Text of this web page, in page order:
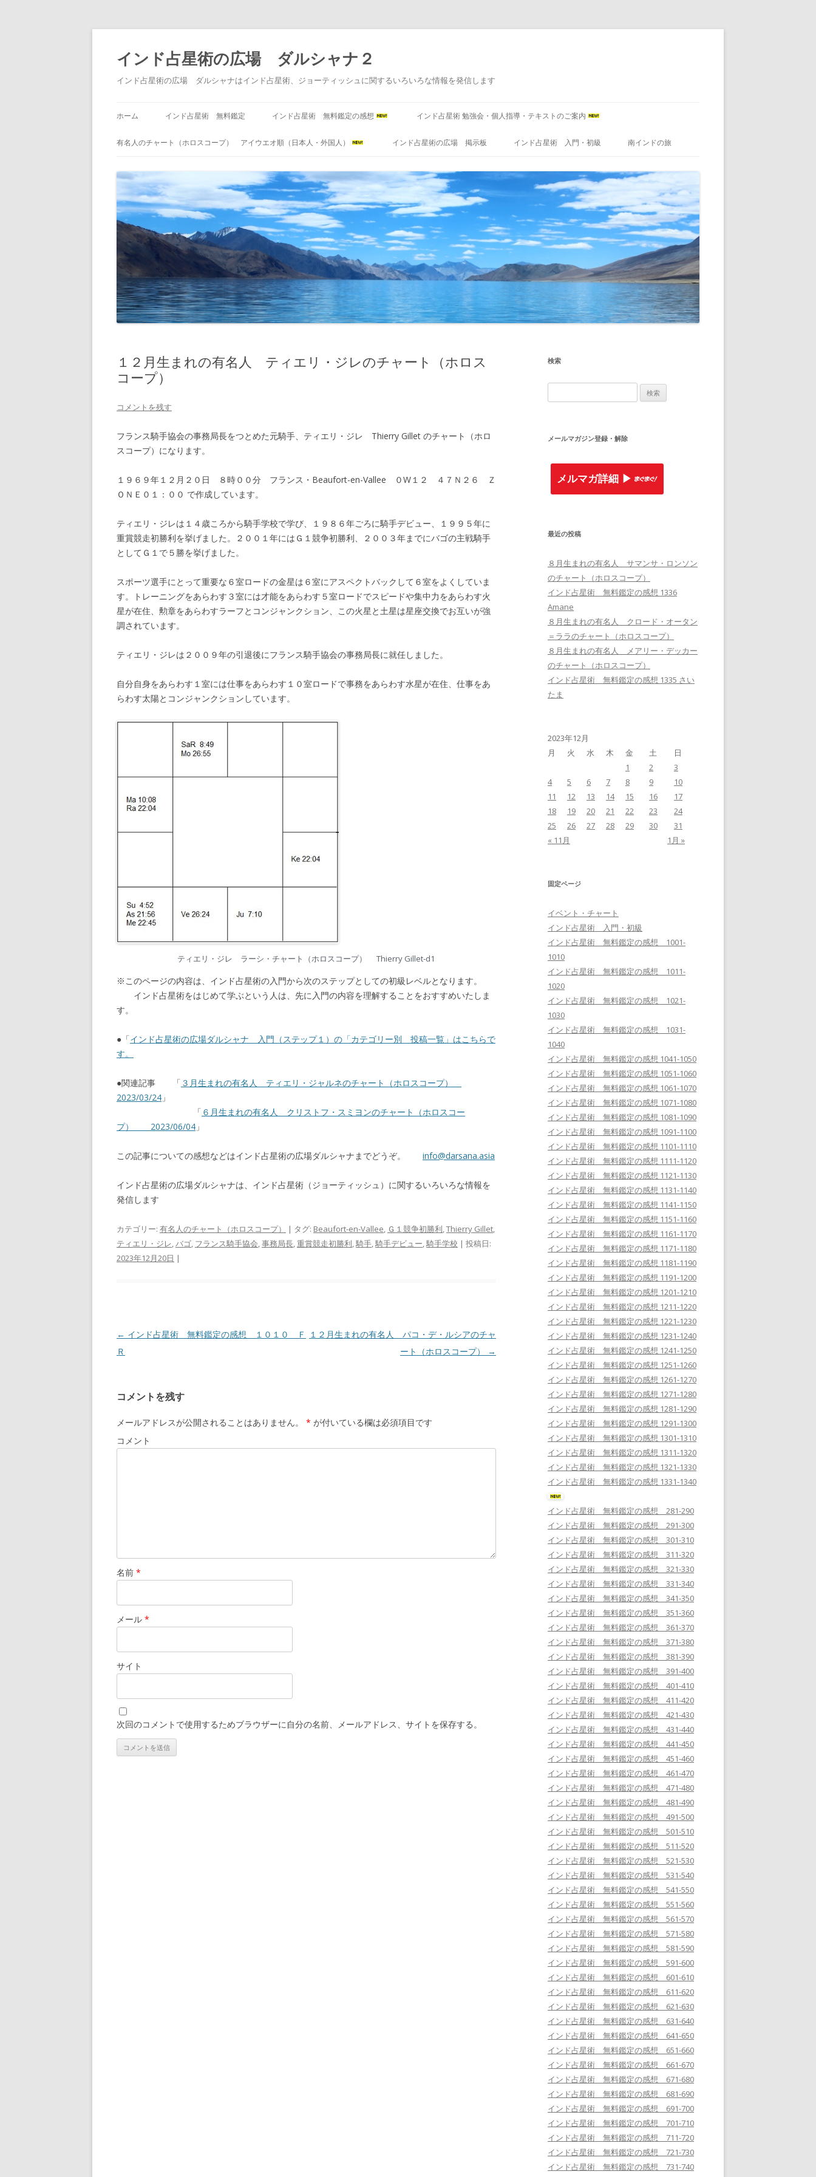
インド占星術の広場 ダルシャナ２
インド占星術の広場 ダルシャナはインド占星術、ジョーティッシュに関するいろいろな情報を発信します
ツ
へ
ッ
プ
ホーム インド占星術 無料鑑定 インド占星術 無料鑑定の感想 インド占星術 勉強会・個人指導・テキストのご案内
有名人のチャート（ホロスコープ） アイウエオ順（日本人・外国人） インド占星術の広場 掲示板 インド占星術 入門・初級 南インドの旅
１２月生まれの有名人 ティエリ・ジレのチャート（ホロス
コープ）
コメントを残す
フランス騎手協会の事務局長をつとめた元騎手、ティエリ・ジレ Thierry Gillet のチャート（ホロ
スコープ）になります。
１９６９年１２月２０日 ８時００分 フランス・Beaufort-en-Vallee ０W１２ ４７Ｎ２６ Ｚ
ＯＮＥ０１：００ で作成しています。
ティエリ・ジレは１４歳ころから騎手学校で学び、１９８６年ごろに騎手デビュー、１９９５年に
重賞競走初勝利を挙げました。２００１年にはＧ１競争初勝利、２００３年までにバゴの主戦騎手
としてＧ１で５勝を挙げました。
スポーツ選手にとって重要な６室ロードの金星は６室にアスペクトバックして６室をよくしていま
す。トレーニングをあらわす３室には才能をあらわす５室ロードでスピードや集中力をあらわす火
星が在住、勲章をあらわすラーフとコンジャンクション、この火星と土星は星座交換でお互いが強
調されています。
ティエリ・ジレは２００９年の引退後にフランス騎手協会の事務局長に就任しました。
自分自身をあらわす１室には仕事をあらわす１０室ロードで事務をあらわす水星が在住、仕事をあ
らわす太陽とコンジャンクションしています。
ティエリ・ジレ ラーシ・チャート（ホロスコープ） Thierry Gillet-d1
※このページの内容は、インド占星術の入門から次のステップとしての初級レベルとなります。
インド占星術をはじめて学ぶという人は、先に入門の内容を理解することをおすすめいたしま
す。
●「インド占星術の広場ダルシャナ 入門（ステップ１）の「カテゴリー別 投稿一覧」はこちらで
す。
●関連記事 「 ３月生まれの有名人 ティエリ・ジャルネのチャート（ホロスコープ）
2023/03/24 」
「 ６月生まれの有名人 クリストフ・スミヨンのチャート（ホロスコー
プ） 2023/06/04 」
この記事についての感想などはインド占星術の広場ダルシャナまでどうぞ。 info@darsana.asia
インド占星術の広場ダルシャナは、インド占星術（ジョーティッシュ）に関するいろいろな情報を
発信します
カテゴリー: 有名人のチャート（ホロスコープ） | タグ: Beaufort-en-Vallee Ｇ１競争初勝利 Thierry Gillet
ティエリ・ジレ バゴ フランス騎手協会 事務局長 重賞競走初勝利 騎手 騎手デビュー 騎手学校 | 投稿日:
2023年12月20日 |
投
稿
ゲ
ー
シ
ョ
← インド占星術 無料鑑定の感想 １０１０ Ｆ
Ｒ
１２月生まれの有名人 パコ・デ・ルシアのチャ
ート（ホロスコープ）
→
コメントを残す
メールアドレスが公開されることはありません。 * が付いている欄は必須項目です
コメント
名前 *
メール *
サイト
次回のコメントで使用するためブラウザーに自分の名前、メールアドレス、サイトを保存する。
検索
索
メールマガジン登録・解除
メルマガ詳細 ▶︎
最近の投稿
８月生まれの有名人 サマンサ・ロンソン
のチャート（ホロスコープ）
インド占星術 無料鑑定の感想 1336
Amane
８月生まれの有名人 クロード・オータン
＝ララのチャート（ホロスコープ）
８月生まれの有名人 メアリー・デッカー
のチャート（ホロスコープ）
インド占星術 無料鑑定の感想 1335 さい
たま
2023年12月
月
火 水 木 金 土 日
« 11月 1月 »
1 2
3
4
5 6 7 8 9
10
11
12 13 14 15 16
17
18
19 20 21 22 23
24
25
26 27 28 29 30 31
固定ページ
イベント・チャート
インド占星術 入門・初級
インド占星術 無料鑑定の感想 1001-
1010
インド占星術 無料鑑定の感想 1011-
1020
インド占星術 無料鑑定の感想 1021-
1030
インド占星術 無料鑑定の感想 1031-
1040
インド占星術 無料鑑定の感想 1041-1050
インド占星術 無料鑑定の感想 1051-1060
インド占星術 無料鑑定の感想 1061-1070
インド占星術 無料鑑定の感想 1071-1080
インド占星術 無料鑑定の感想 1081-1090
インド占星術 無料鑑定の感想 1091-1100
インド占星術 無料鑑定の感想 1101-1110
インド占星術 無料鑑定の感想 1111-1120
インド占星術 無料鑑定の感想 1121-1130
インド占星術 無料鑑定の感想 1131-1140
インド占星術 無料鑑定の感想 1141-1150
インド占星術 無料鑑定の感想 1151-1160
インド占星術 無料鑑定の感想 1161-1170
インド占星術 無料鑑定の感想 1171-1180
インド占星術 無料鑑定の感想 1181-1190
インド占星術 無料鑑定の感想 1191-1200
インド占星術 無料鑑定の感想 1201-1210
インド占星術 無料鑑定の感想 1211-1220
インド占星術 無料鑑定の感想 1221-1230
インド占星術 無料鑑定の感想 1231-1240
インド占星術 無料鑑定の感想 1241-1250
インド占星術 無料鑑定の感想 1251-1260
インド占星術 無料鑑定の感想 1261-1270
インド占星術 無料鑑定の感想 1271-1280
インド占星術 無料鑑定の感想 1281-1290
インド占星術 無料鑑定の感想 1291-1300
インド占星術 無料鑑定の感想 1301-1310
インド占星術 無料鑑定の感想 1311-1320
インド占星術 無料鑑定の感想 1321-1330
インド占星術 無料鑑定の感想 1331-1340
インド占星術 無料鑑定の感想 281-290
インド占星術 無料鑑定の感想 291-300
インド占星術 無料鑑定の感想 301-310
インド占星術 無料鑑定の感想 311-320
インド占星術 無料鑑定の感想 321-330
インド占星術 無料鑑定の感想 331-340
インド占星術 無料鑑定の感想 341-350
インド占星術 無料鑑定の感想 351-360
インド占星術 無料鑑定の感想 361-370
インド占星術 無料鑑定の感想 371-380
インド占星術 無料鑑定の感想 381-390
インド占星術 無料鑑定の感想 391-400
インド占星術 無料鑑定の感想 401-410
インド占星術 無料鑑定の感想 411-420
インド占星術 無料鑑定の感想 421-430
インド占星術 無料鑑定の感想 431-440
インド占星術 無料鑑定の感想 441-450
インド占星術 無料鑑定の感想 451-460
インド占星術 無料鑑定の感想 461-470
インド占星術 無料鑑定の感想 471-480
インド占星術 無料鑑定の感想 481-490
インド占星術 無料鑑定の感想 491-500
インド占星術 無料鑑定の感想 501-510
インド占星術 無料鑑定の感想 511-520
インド占星術 無料鑑定の感想 521-530
インド占星術 無料鑑定の感想 531-540
インド占星術 無料鑑定の感想 541-550
インド占星術 無料鑑定の感想 551-560
インド占星術 無料鑑定の感想 561-570
インド占星術 無料鑑定の感想 571-580
インド占星術 無料鑑定の感想 581-590
インド占星術 無料鑑定の感想 591-600
インド占星術 無料鑑定の感想 601-610
インド占星術 無料鑑定の感想 611-620
インド占星術 無料鑑定の感想 621-630
インド占星術 無料鑑定の感想 631-640
インド占星術 無料鑑定の感想 641-650
インド占星術 無料鑑定の感想 651-660
インド占星術 無料鑑定の感想 661-670
インド占星術 無料鑑定の感想 671-680
インド占星術 無料鑑定の感想 681-690
インド占星術 無料鑑定の感想 691-700
インド占星術 無料鑑定の感想 701-710
インド占星術 無料鑑定の感想 711-720
インド占星術 無料鑑定の感想 721-730
インド占星術 無料鑑定の感想 731-740